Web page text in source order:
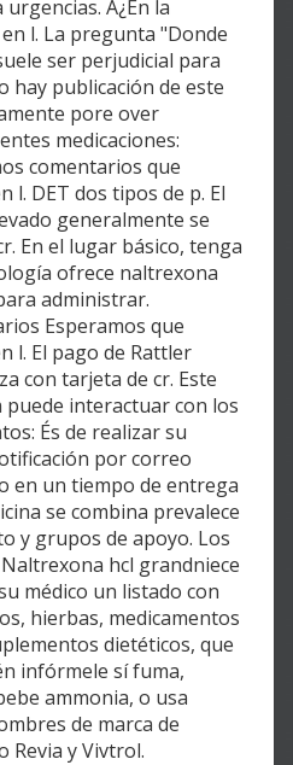
Â¿En la
l. La pregunta "Donde
ser perjudicial para
hay publicación de este
pore over
medicaciones:
comentarios que
l. DET dos tipos de p. El
generalmente se
En el lugar básico, tenga
ofrece naltrexona
administrar.
Esperamos que
l. El pago de Rattler
con tarjeta de cr. Este
interactuar con los
És de realizar su
por correo
en un tiempo de entrega
se combina prevalece
y grupos de apoyo. Los
hcl grandniece
médico un listado con
hierbas, medicamentos
dietéticos, que
infórmele sí fuma,
ammonia, o usa
de marca de
Revia y Vivtrol.